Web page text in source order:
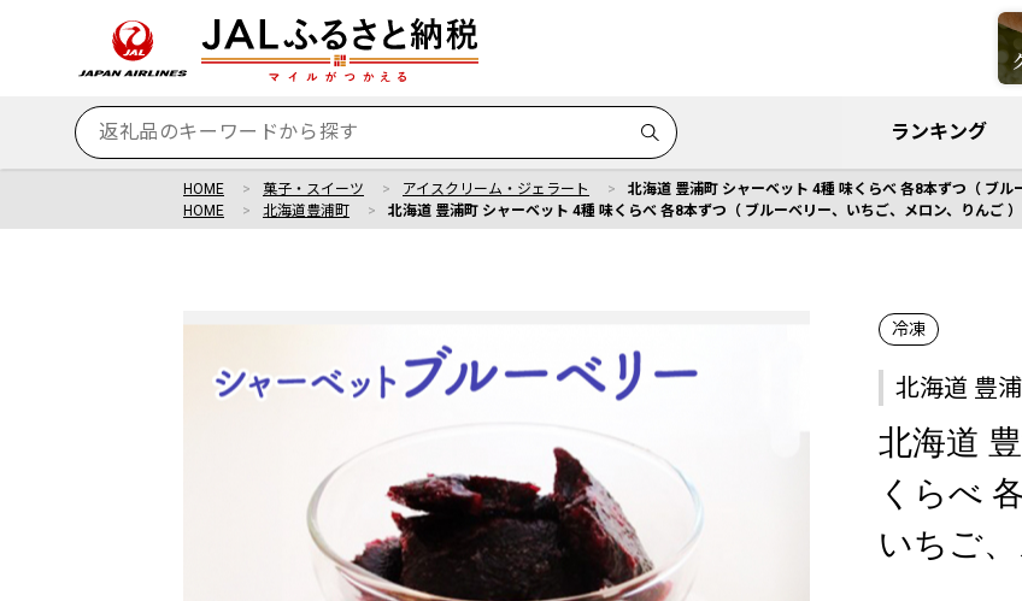
ランキング
HOME 菓子・スイーツ アイスクリーム・ジェラート
北海道 豊浦町 シャーベット 4種 味くらべ 各8本ずつ（ ブル
HOME
北海道豊浦町 北海道 豊浦町 シャーベット 4種 味くらべ 各8本ずつ（ ブルーベリー、いちご、メロン、りんご ）
冷凍
北海道 豊
北海道
くらべ
いちご、